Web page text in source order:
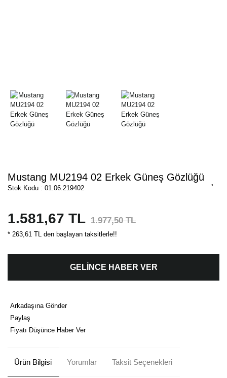
Mustang MU2194 02 Erkek Güneş Gözlüğü
Stok Kodu : 01.06.219402
1.581,67 TL 1.977,50 TL
* 263,61 TL den başlayan taksitlerle!!
GELİNCE HABER VER
Arkadaşına Gönder
Paylaş
Fiyatı Düşünce Haber Ver
Ürün Bilgisi Yorumlar Taksit Seçenekleri